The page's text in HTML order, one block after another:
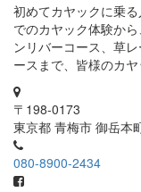
初めてカヤックに乗
でのカヤック体験か
ンリバーコース、草
ースまで、皆様のカ
〒198-0173
東京都 青梅市 御岳本
080-8900-2434